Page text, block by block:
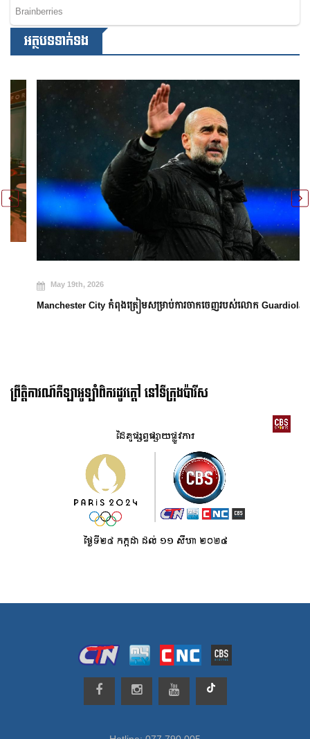
អត្ថបទទាក់ទង
May 19th, 2026
Manchester City កំពុងត្រៀមសម្រាប់ការចាកចេញរបស់លោក Guardiola
ព្រឹត្តិការណ៍កីឡាអូឡាំពិករដូវក្ដៅ នៅទីក្រុងប៉ារីស